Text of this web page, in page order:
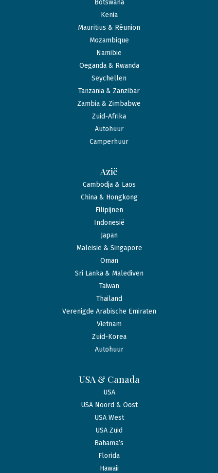
Botswana
Kenia
Mauritius & Réunion
Mozambique
Namibië
Oeganda & Rwanda
Seychellen
Tanzania & Zanzibar
Zambia & Zimbabwe
Zuid-Afrika
Autohuur
Camperhuur
Azië
Cambodja & Laos
China & Hongkong
Filipijnen
Indonesië
Japan
Maleisië & Singapore
Oman
Sri Lanka & Malediven
Taiwan
Thailand
Verenigde Arabische Emiraten
Vietnam
Zuid-Korea
Autohuur
USA & Canada
USA
USA Noord & Oost
USA West
USA Zuid
Bahama’s
Florida
Hawaii